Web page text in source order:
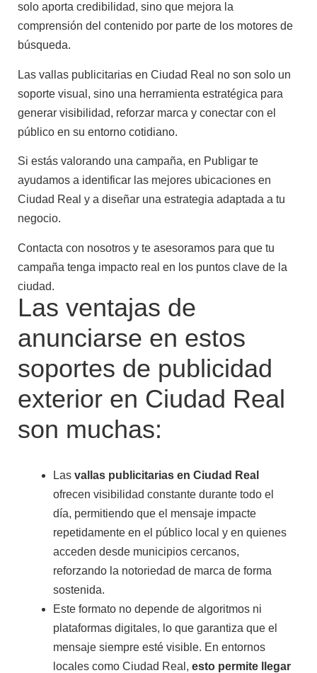
solo aporta credibilidad, sino que mejora la
comprensión del contenido por parte de los motores de
búsqueda.
Las vallas publicitarias en Ciudad Real no son solo un
soporte visual, sino una herramienta estratégica para
generar visibilidad, reforzar marca y conectar con el
público en su entorno cotidiano.
Si estás valorando una campaña, en Publigar te
ayudamos a identificar las mejores ubicaciones en
Ciudad Real y a diseñar una estrategia adaptada a tu
negocio.
Contacta con nosotros y te asesoramos para que tu
campaña tenga impacto real en los puntos clave de la
ciudad.
Las ventajas de
anunciarse en estos
soportes de publicidad
exterior en Ciudad Real
son muchas:
Las vallas publicitarias en Ciudad Real
ofrecen visibilidad constante durante todo el
día, permitiendo que el mensaje impacte
repetidamente en el público local y en quienes
acceden desde municipios cercanos,
reforzando la notoriedad de marca de forma
sostenida.
Este formato no depende de algoritmos ni
plataformas digitales, lo que garantiza que el
mensaje siempre esté visible. En entornos
locales como Ciudad Real, esto permite llegar